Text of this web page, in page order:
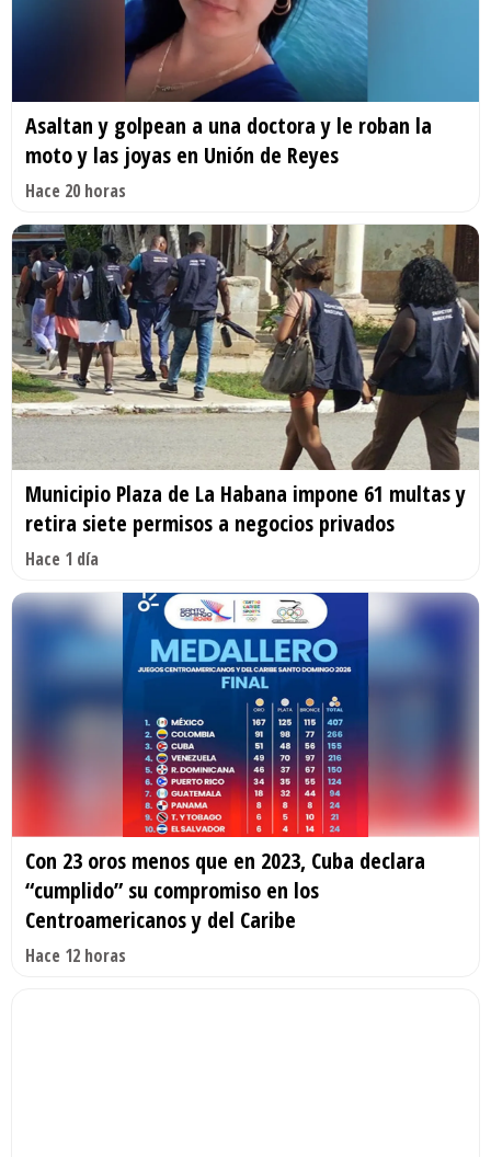
Asaltan y golpean a una doctora y le roban la
moto y las joyas en Unión de Reyes
Hace 20 horas
Municipio Plaza de La Habana impone 61 multas y
retira siete permisos a negocios privados
Hace 1 día
Con 23 oros menos que en 2023, Cuba declara
“cumplido” su compromiso en los
Centroamericanos y del Caribe
Hace 12 horas